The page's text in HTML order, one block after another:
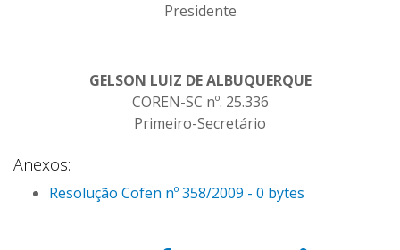
Presidente
GELSON LUIZ DE ALBUQUERQUE
COREN-SC nº. 25.336
Primeiro-Secretário
Anexos:
Resolução Cofen nº 358/2009 - 0 bytes